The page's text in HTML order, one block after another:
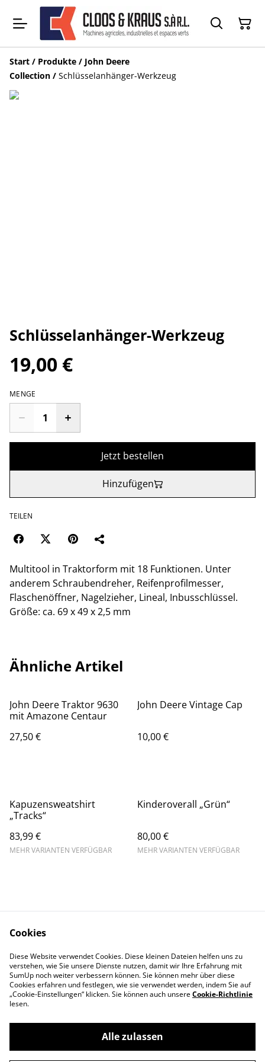
Start / Produkte / John Deere
Collection / Schlüsselanhänger-Werkzeug
Schlüsselanhänger-Werkzeug
19,00 €
MENGE
Jetzt bestellen
Hinzufügen
TEILEN
Multitool in Traktorform mit 18 Funktionen. Unter
anderem Schraubendreher, Reifenprofilmesser,
Flaschenöffner, Nagelzieher, Lineal, Inbusschlüssel.
Größe: ca. 69 x 49 x 2,5 mm
Ähnliche Artikel
John Deere Traktor 9630
mit Amazone Centaur
27,50 €
John Deere Vintage Cap
10,00 €
Kapuzensweatshirt
„Tracks“
83,99 €
MEHR VARIANTEN VERFÜGBAR
Kinderoverall „Grün“
80,00 €
MEHR VARIANTEN VERFÜGBAR
Bestimmungen
Datenschutzbestimm
ungen von SumUp
Cookie-Richtlinie
Cookies
Diese Website verwendet Cookies. Diese kleinen Dateien helfen uns zu
verstehen, wie Sie unsere Dienste nutzen, damit wir Ihre Erfahrung mit
SumUp noch weiter verbessern können. Sie können mehr über diese
Cookies erfahren und festlegen, wie sie verwendet werden, indem Sie auf
„Cookie-Einstellungen“ klicken. Sie können auch unsereCookie-Richtlinie
lesen.
Alle zulassen